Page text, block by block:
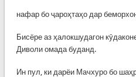
нафар бо ҷароҳтаҳо дар
Бисёре аз ҳалокшудагон
Диволи омада буданд.
Ин пул, ки дарёи Мачхуро бо